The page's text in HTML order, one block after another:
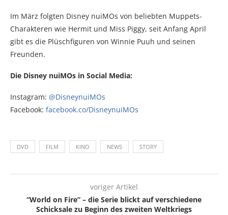
Im März folgten Disney nuiMOs von beliebten Muppets-
Charakteren wie Hermit und Miss Piggy, seit Anfang April
gibt es die Plüschfiguren von Winnie Puuh und seinen
Freunden.
Die Disney nuiMOs in Social Media:
Instagram: @DisneynuiMOs
Facebook: facebook.co/DisneynuiMOs
DVD FILM KINO NEWS STORY
voriger Artikel
“World on Fire” – die Serie blickt auf verschiedene
Schicksale zu Beginn des zweiten Weltkriegs